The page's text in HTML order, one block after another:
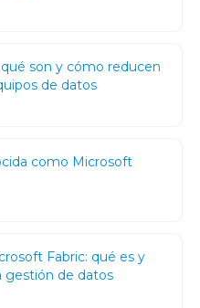
son y cómo reducen
de datos
como Microsoft
Fabric: qué es y
gestión de datos